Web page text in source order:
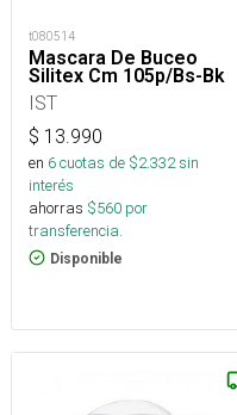
t080514
Mascara De Buceo
Silitex Cm 105p/Bs-Bk
IST
$ 13.990
en 6cuotas de $2.332sin
interés
ahorras $560 por
transferencia.
Disponible